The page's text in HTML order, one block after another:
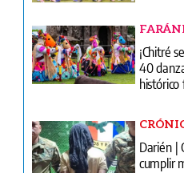
¡Chitré
40
Darién |
cumplir